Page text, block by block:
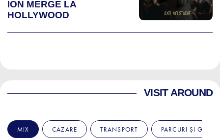
ION MERGE LA
HOLLYWOOD
VISIT AROUND
MIX CAZARE TRANSPORT PARCURI ȘI